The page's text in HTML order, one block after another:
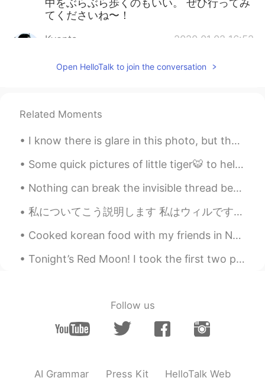
中をぶらぶら歩くのもいい。 ぜひ行ってみ
てくださいね〜！
Kyonta 2020.01.02 16:52
とても情緒的にに故郷の村の事を説明して
た。 You explained a circumstance about
to me to imagine your hometown in that
poetic way. It makes me feel like visiting
there. 😌
Noor 2020.01.02 16:34
ミシガン州は北の方にあるから冬はかなり
寒いんだよね😨❄️ あたしは、いつか
Mackinac islandに行ってみたいんだ。 行
ったことある？
2020.01.02 16:21
すごい！！めちゃくちゃ美しいですね❄行
Open HelloTalk to join the conversation
Related Moments
I know there is glare in this photo, but the sunrise, reflections on plane and takeoff silhouette...
Some quick pictures of little tiger🐯 to help you smile before bedtime🛌 Hope you're having a grea...
Nothing can break the invisible thread between two people who are meant to be together. 💐 ...
私についてこう説明します 私はウィルです。イギリス出身で、茶色の髪です。 私は年を取ったら日本のカフェで働きたいです。 あと、白いのが好きです! いつか結婚したいけど、ガールフレンドがいないか...
Cooked korean food with my friends in New York😎😎 soon ill go to Yonsei for graduate school, I ca...
Tonight’s Red Moon! I took the first two photos. I suck at photos. The last two photos are taken ...
Follow us
AI Grammar Press Kit HelloTalk Web